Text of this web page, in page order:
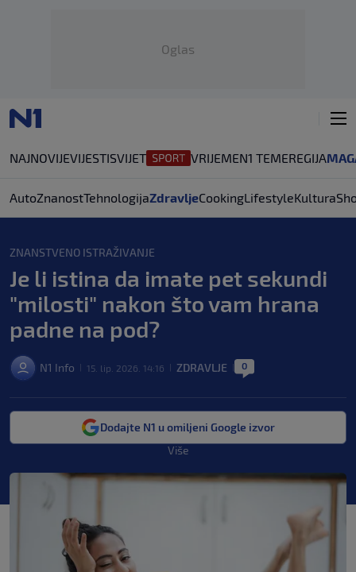
Oglas
NAJNOVIJEVIJESTISVIJET VRIJEMEN1 TEMEREGIJA
AutoZnanostTehnologijaZdravljeCookingLifestyleKultura
ZNANSTVENO ISTRAŽIVANJE
Je li istina da imate pet sekundi
"milosti" nakon što vam hrana
padne na pod?
N1 Info 15. lip. 2026. 14:16 ZDRAVLJE 0
Dodajte N1 u omiljeni Google izvor
Više